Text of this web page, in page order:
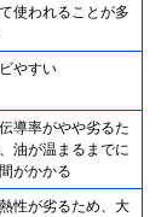
使われることが多
やすい
導率がやや劣るた
油が温まるまでに
がかかる
性が劣るため、大